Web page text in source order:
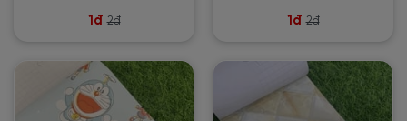
1đ 2đ
1đ 2đ